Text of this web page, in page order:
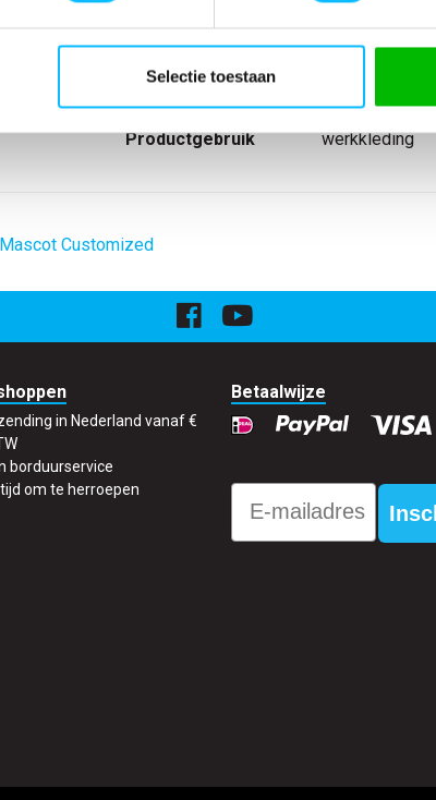
Selectie toestaan
nl_materiaal
Polyester
Producttype
groep
Mascot
Productgebruik
werkkleding
Mascot Customized
in Nederland vanaf €
borduurservice
om te herroepen
Betaalwijze
Email